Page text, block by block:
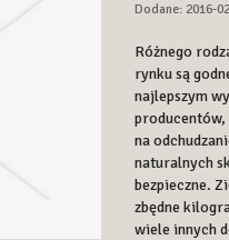
Dodane: 2016-
Różnego
rynku są
najlepszym
producentów,
na
naturalnych
bezpieczne.
zbędne
wiele innych